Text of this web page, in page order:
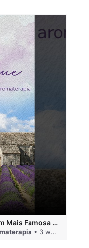
QUINARÍ - Sénanque, a Paisagem Mais Famosa da Aromaterapia
• 3 weeks ago